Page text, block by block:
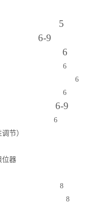
述 5
9
架 6
圆板 6
的张力 6
用 6
体 6-9
距 6
节）
器
罩 8
物镜 8